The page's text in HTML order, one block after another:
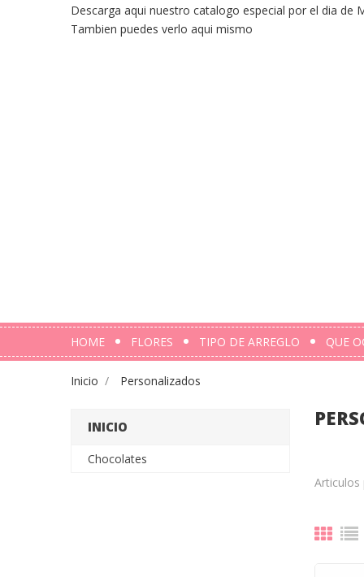
Descarga aqui nuestro catalogo especial por el dia de
Tambien puedes verlo aqui mismo
HOME FLORES TIPO DE ARREGLO QUE
Inicio Personalizados
INICIO
Chocolates